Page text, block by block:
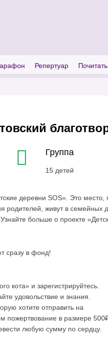
Репертуар Почитать
Группа
15 детей
деревни SOS». Это место,
родителей, живут в семейных
больше о проекте
сразу в фонд!
кота» и зарегистрируйтесь.
удовольствие и знания.
хотите отправить на
пожертвование в размере
любую сумму по сердцу.